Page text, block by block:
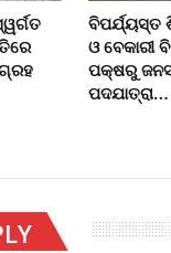
ବିପର୍ଯ୍ୟସ୍ତ
ଓ
ପକ୍ଷରୁ
ପଦଯାତ୍ରା…